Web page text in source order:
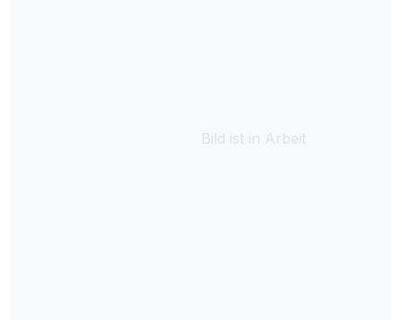
Bild ist in Arbeit